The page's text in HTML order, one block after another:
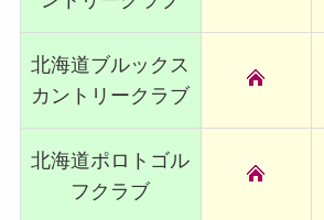
北海道ブルックス
カントリークラブ
北海道ポロトゴル
フクラブ